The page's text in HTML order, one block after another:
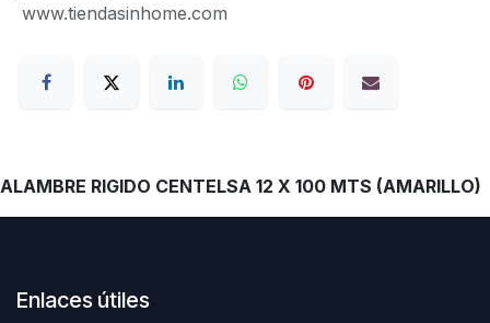
www.tiendasinhome.com
ALAMBRE RIGIDO CENTELSA 12 X 100 MTS (AMARILLO)
Enlaces útiles